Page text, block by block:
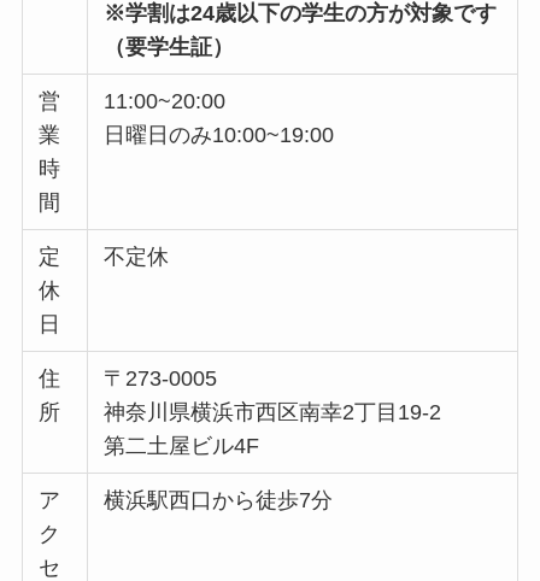
※学割は24歳以下の学生の方が対象です
（要学生証）
営
業
時
間
11:00~20:00
日曜日のみ10:00~19:00
定
休
日
不定休
住
所
〒273-0005
神奈川県横浜市西区南幸2丁目19-2
第二土屋ビル4F
ア
ク
セ
横浜駅西口から徒歩7分